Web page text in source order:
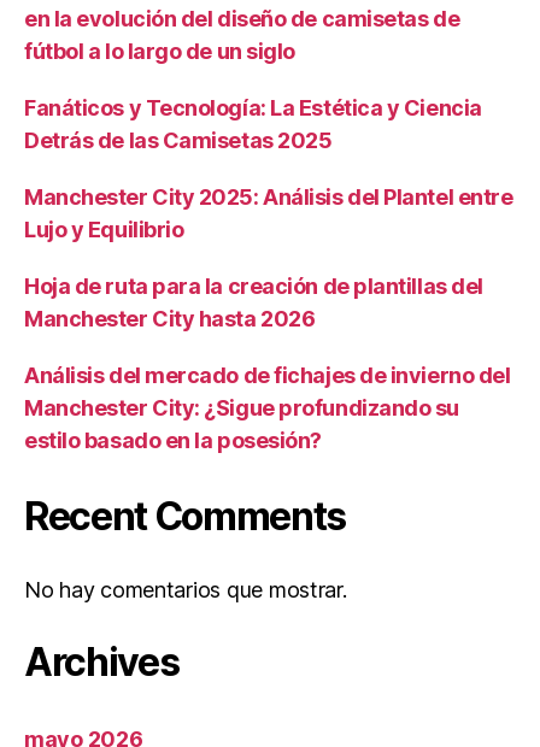
en la evolución del diseño de camisetas de
fútbol a lo largo de un siglo
Fanáticos y Tecnología: La Estética y Ciencia
Detrás de las Camisetas 2025
Manchester City 2025: Análisis del Plantel entre
Lujo y Equilibrio
Hoja de ruta para la creación de plantillas del
Manchester City hasta 2026
Análisis del mercado de fichajes de invierno del
Manchester City: ¿Sigue profundizando su
estilo basado en la posesión?
Recent Comments
No hay comentarios que mostrar.
Archives
mayo 2026